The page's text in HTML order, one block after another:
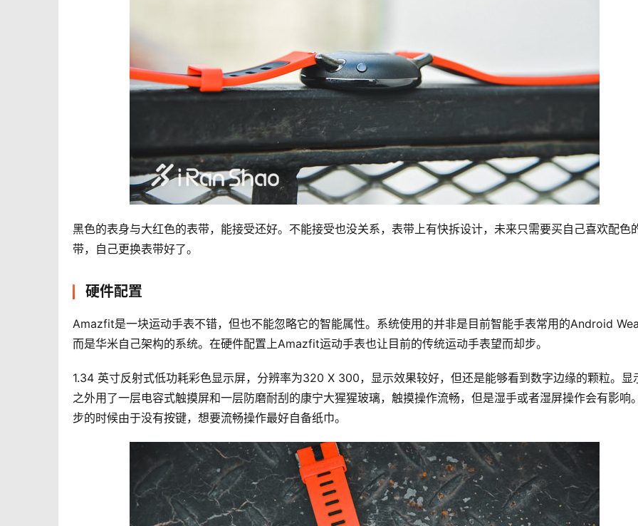
黑色的表身与大红色的表带，能接受还好。不能接受也没关系，表带上有快拆设计，未来只需要买自己喜欢配色
带，自己更换表带好了。
硬件配置
Amazfit是一块运动手表不错，但也不能忽略它的智能属性。系统使用的并非是目前智能手表常用的Android
而是华米自己架构的系统。在硬件配置上Amazfit运动手表也让目前的传统运动手表望而却步。
1.34 英寸反射式低功耗彩色显示屏，分辨率为320 X 300，显示效果较好，但还是能够看到数字边缘的颗粒。显
之外用了一层电容式触摸屏和一层防磨耐刮的康宁大猩猩玻璃，触摸操作流畅，但是湿手或者湿屏操作会有影响
步的时候由于没有按键，想要流畅操作最好自备纸巾。